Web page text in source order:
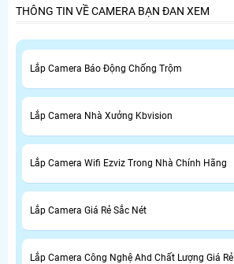
THÔNG TIN VỀ CAMERA BẠN ĐAN XEM
Lắp Camera Báo Động Chống Trộm
Lắp Camera Nhà Xưởng Kbvision
Lắp Camera Wifi Ezviz Trong Nhà Chính Hãng
Lắp Camera Giá Rẻ Sắc Nét
Lắp Camera Công Nghệ Ahd Chất Lượng Giá Rẻ